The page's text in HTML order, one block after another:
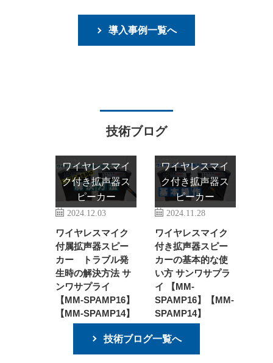
導入事例一覧へ
技術ブログ
ワイヤレスマイ
ク付き拡声器ス
ピーカー
2024.12.03
ワイヤレスマイク
付属拡声器スピー
カー トラブル発
生時の解決方法 サ
ンワサプライ
【MM-SPAMP16】
【MM-SPAMP14】
ワイヤレスマイ
ク付き拡声器ス
ピーカー
2024.11.28
ワイヤレスマイク
付き拡声器スピー
カーの基本的な使
い方 サンワサプラ
イ 【MM-
SPAMP16】【MM-
SPAMP14】
技術ブログ一覧へ